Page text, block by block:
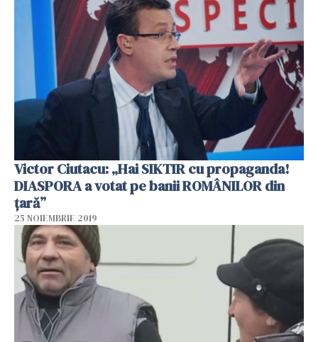
Victor Ciutacu: „Hai SIKTIR cu propaganda!
DIASPORA a votat pe banii ROMÂNILOR din
țară”
25 NOIEMBRIE 2019